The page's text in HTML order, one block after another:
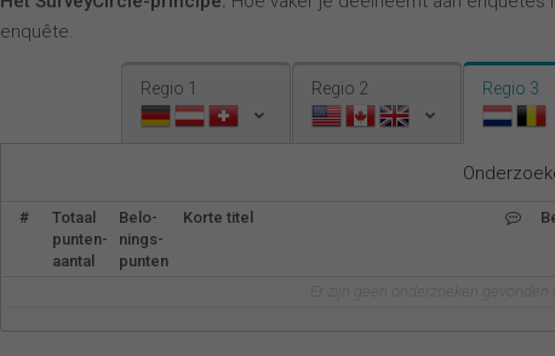
enquête.
Regio 1 Regio 2 Regio 3
#
Totaal
punten-
aantal
Belo-
nings-
punten
Korte titel